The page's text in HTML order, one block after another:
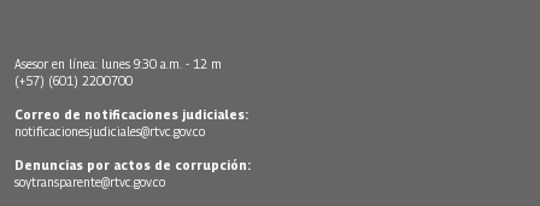
Asesor en línea: lunes 9:30 a.m. - 12 m
(+57) (601) 2200700
Correo de notificaciones judiciales:
notificacionesjudiciales@rtvc.gov.co
Denuncias por actos de corrupción:
soytransparente@rtvc.gov.co